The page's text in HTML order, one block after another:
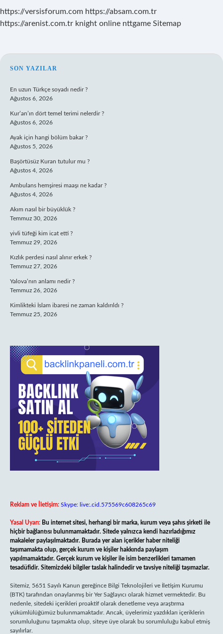
https://versisforum.com https://absam.com.tr
https://arenist.com.tr knight online nttgame Sitemap
SIDEBAR
SON YAZILAR
En uzun Türkçe soyadı nedir ?
Ağustos 6, 2026
Kur’an’ın dört temel terimi nelerdir ?
Ağustos 6, 2026
Ayak için hangi bölüm bakar ?
Ağustos 5, 2026
Başörtüsüz Kuran tutulur mu ?
Ağustos 4, 2026
Ambulans hemşiresi maaşı ne kadar ?
Ağustos 4, 2026
Akım nasıl bir büyüklük ?
Temmuz 30, 2026
yivli tüfeği kim icat etti ?
Temmuz 29, 2026
Kızlık perdesi nasıl alınır erkek ?
Temmuz 27, 2026
Yalova’nın anlamı nedir ?
Temmuz 26, 2026
Kimlikteki İslam ibaresi ne zaman kaldırıldı ?
Temmuz 25, 2026
Reklam ve İletişim: Skype: live:.cid.575569c608265c69
Yasal Uyarı: Bu internet sitesi, herhangi bir marka, kurum veya şahıs şirketi ile
hiçbir bağlantısı bulunmamaktadır. Sitede yalnızca kendi hazırladığımız
makaleler paylaşılmaktadır. Burada yer alan içerikler haber niteliği
taşımamakta olup, gerçek kurum ve kişiler hakkında paylaşım
yapılmamaktadır. Gerçek kurum ve kişiler ile isim benzerlikleri tamamen
tesadüfidir. Sitemizdeki bilgiler taslak halindedir ve tavsiye niteliği taşımazlar.
Sitemiz, 5651 Sayılı Kanun gereğince Bilgi Teknolojileri ve İletişim Kurumu
(BTK) tarafından onaylanmış bir Yer Sağlayıcı olarak hizmet vermektedir. Bu
nedenle, sitedeki içerikleri proaktif olarak denetleme veya araştırma
yükümlülüğümüz bulunmamaktadır. Ancak, üyelerimiz yazdıkları içeriklerin
sorumluluğunu taşımakta olup, siteye üye olarak bu sorumluluğu kabul etmiş
sayılırlar.